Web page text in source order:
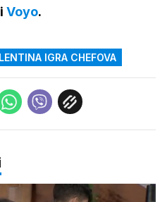
Voyo.
IGRA CHEFOVA